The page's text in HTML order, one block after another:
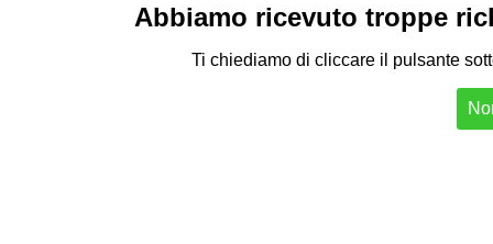
Abbiamo ricevuto troppe
Ti chiediamo di cliccare il pulsante